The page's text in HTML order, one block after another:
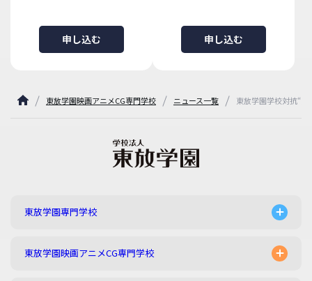
申し込む 申し込む
東放学園映画アニメCG専門学校 ニュース一覧 東放学園学校対抗“
東放学園専門学校
東放学園映画アニメCG専門学校